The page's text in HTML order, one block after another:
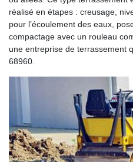
réalisé en étapes : creusage,
pour l’écoulement des eaux,
compactage avec un rouleau
une entreprise de terrassement
68960.